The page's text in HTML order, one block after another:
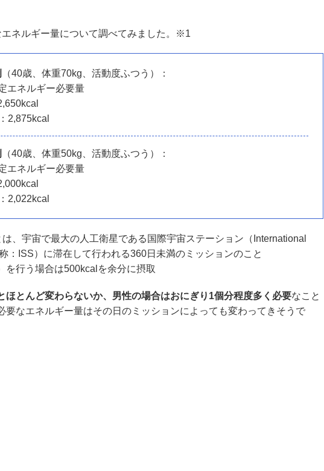
ネルギー量について調べてみました。※1
（40歳、体重70kg、活動度ふつう）：
エネルギー必要量
2,875kcal
（40歳、体重50kg、活動度ふつう）：
エネルギー必要量
2,022kcal
は、宇宙で最大の人工衛星である国際宇宙ステーション（International
：ISS）に滞在して行われる360日未満のミッションのこと
行う場合は500kcalを余分に摂取
ほとんど変わらないか、男性の場合はおにぎり1個分程度多く必要なこと
要なエネルギー量はその日のミッションによっても変わってきそうで